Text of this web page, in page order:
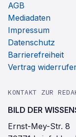
AGB
Mediadaten
Impressum
Datenschutz
Barrierefreiheit
Vertrag
KONTAKT ZUR
BILD DER
Ernst-Mey-Str. 8